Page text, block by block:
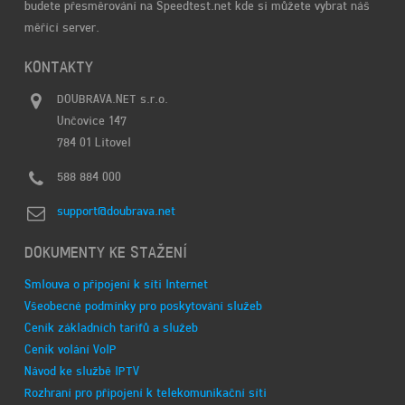
budete přesměrování na Speedtest.net kde si můžete vybrat náš
měřící server.
KONTAKTY
DOUBRAVA.NET s.r.o.
Unčovice 147
784 01 Litovel
588 884 000
support@doubrava.net
DOKUMENTY KE STAŽENÍ
Smlouva o připojení k síti Internet
Všeobecné podmínky pro poskytování služeb
Ceník základních tarifů a služeb
Ceník volání VoIP
Návod ke službě IPTV
Rozhraní pro připojení k telekomunikační síti